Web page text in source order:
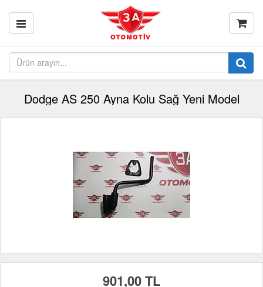
Dodge AS 250 Ayna Kolu Sağ Yeni Model
901,00 TL